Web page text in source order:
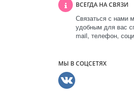
ВСЕГДА НА СВЯЗИ
Связаться с нами
удобным для вас
mail, телефон,
МЫ В СОЦСЕТЯХ